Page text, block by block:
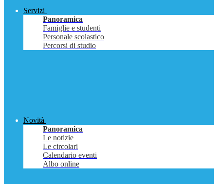
Servizi
Panoramica
Famiglie e studenti
Personale scolastico
Percorsi di studio
Novità
Panoramica
Le notizie
Le circolari
Calendario eventi
Albo online